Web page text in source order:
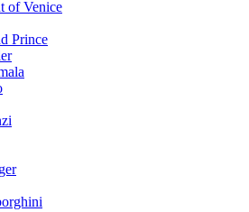
of Venice
Prince